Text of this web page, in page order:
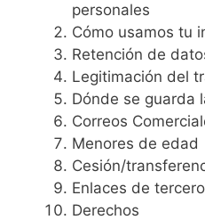
personales
Cómo usamos tu
Retención de
Legitimación del
Dónde se guarda
Correos
Menores de edad
Cesión/
Enlaces de
Derechos